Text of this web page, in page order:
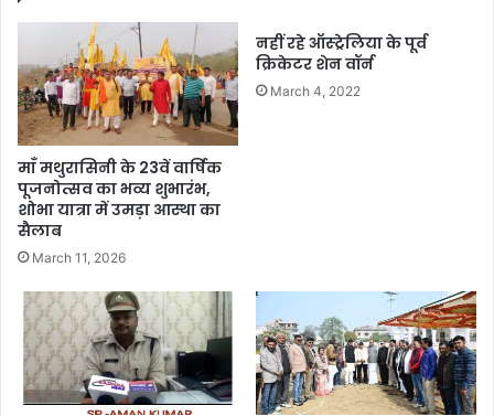
माँ मथुरासिनी के 23वें वार्षिक
पूजनोत्सव का भव्य शुभारंभ,
शोभा यात्रा में उमड़ा आस्था का
सैलाब
March 11, 2026
नहीं रहे ऑस्ट्रेलिया के पूर्व
क्रिकेटर शेन वॉर्न
March 4, 2022